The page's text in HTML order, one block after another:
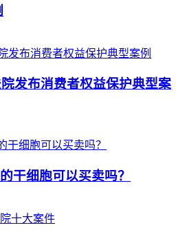
发布消费者权益保护典型案
干细胞可以买卖吗？